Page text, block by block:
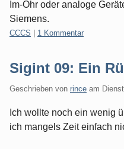
Im-Ohr oder analoge
Siemens.
Kategorien:
CCCS 1 Kommentar
Sigint 09: Ein
Geschrieben von rince am
Ich wollte noch ein wenig
ich mangels Zeit einfach